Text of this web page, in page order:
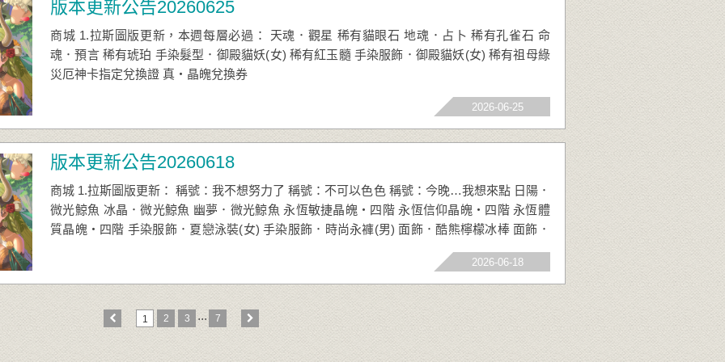
版本更新公告20260625
商城 1.拉斯圖版更新，本週每層必過： 天魂．觀星 稀有貓眼石 地魂．占卜 稀有孔雀石 命
魂．預言 稀有琥珀 手染髮型．御殿貓妖(女) 稀有紅玉髓 手染服飾．御殿貓妖(女) 稀有祖母綠
災厄神卡指定兌換證 真‧晶魄兌換券
2026-06-25
版本更新公告20260618
商城 1.拉斯圖版更新： 稱號：我不想努力了 稱號：不可以色色 稱號：今晚…我想來點 日陽．
微光鯨魚 冰晶．微光鯨魚 幽夢．微光鯨魚 永恆敏捷晶魄‧四階 永恆信仰晶魄‧四階 永恆體
質晶魄‧四階 手染服飾．夏戀泳裝(女) 手染服飾．時尚永褲(男) 面飾．酷熊檸檬冰棒 面飾．
2026-06-18
1 2 3 ... 7